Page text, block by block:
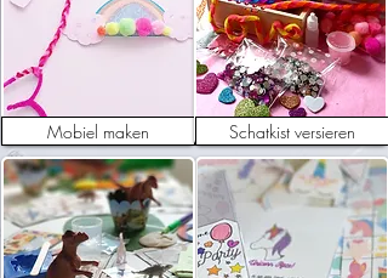
Mobiel maken Schatkist versieren